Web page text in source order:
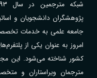
پژوهشگران دانشجویان و
جامعه علمی به خدمات
امروز به عنوان یکی از
کشور شناخته می‌شود. این
مترجمان ویراستاران و